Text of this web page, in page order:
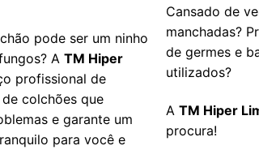
pode ser um ninho
A TM Hiper
profissional de
colchões que
e garante um
para você e
Cansado de
manchadas?
de germes e
utilizados?
A TM Hiper
procura!